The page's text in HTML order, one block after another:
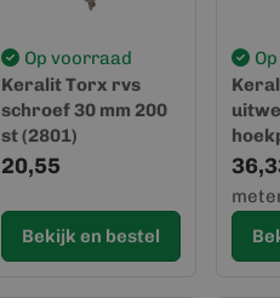
Op voorraad
Keralit Torx rvs
schroef 30 mm 200
st (2801)
20,55
Bekijk en bestel